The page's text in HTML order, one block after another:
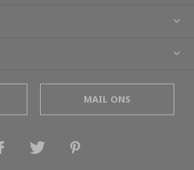
MAIL ONS